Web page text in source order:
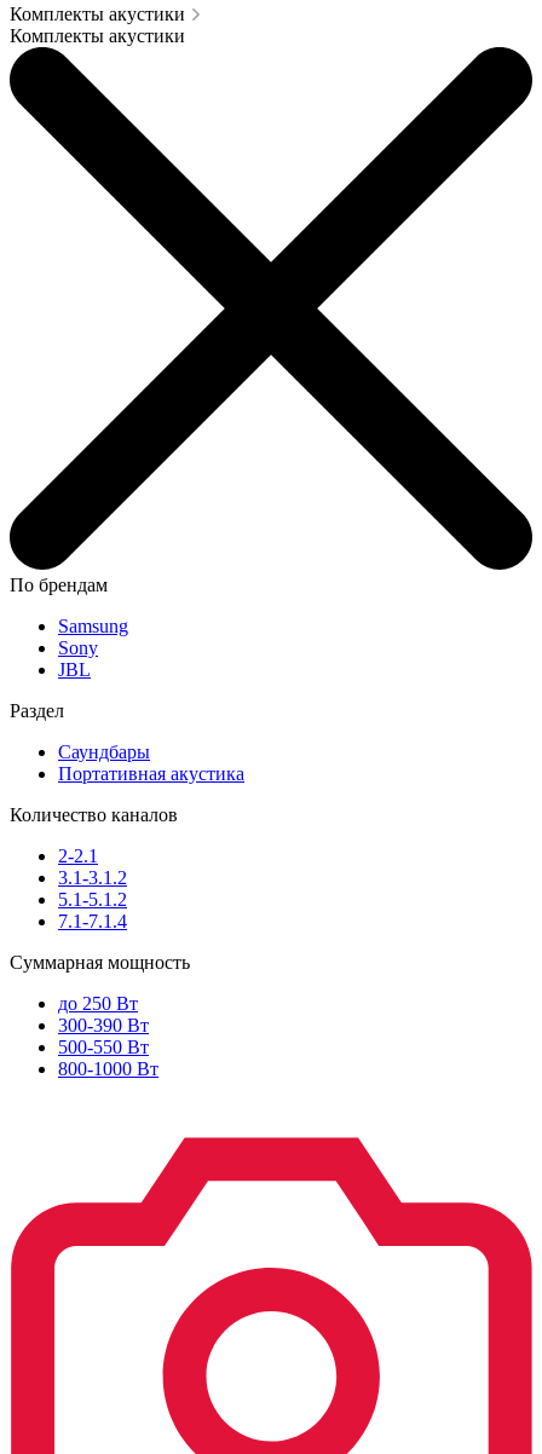
Комплекты акустики
Комплекты акустики
По брендам
Samsung
Sony
JBL
Раздел
Саундбары
Портативная акустика
Количество каналов
2-2.1
3.1-3.1.2
5.1-5.1.2
7.1-7.1.4
Суммарная мощность
до 250 Вт
300-390 Вт
500-550 Вт
800-1000 Вт